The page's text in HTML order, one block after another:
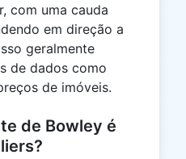
com uma cauda
em direção a
geralmente
de dados como
de imóveis.
de Bowley é